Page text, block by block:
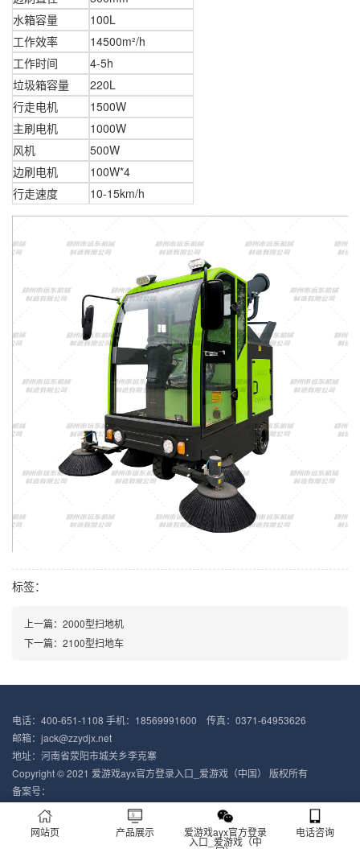
水箱容量
100L
工作效率
14500m²/h
工作时间
4-5h
垃圾箱容量
220L
行走电机
1500W
主刷电机
1000W
风机
500W
边刷电机
100W*4
行走速度
10-15km/h
标签：
上一篇：2000型扫地机
下一篇：2100型扫地车
电话：400-651-1108 手机：18569991600 传真：0371-64953626
邮箱：jack@zzydjx.net
地址：河南省荥阳市城关乡李克寨
Copyright © 2021 爱游戏ayx官方登录入口_爱游戏（中国） 版权所有
备案号：
网站页 产品展示 爱游戏ayx官方登录
入口_爱游戏（中
电话咨询